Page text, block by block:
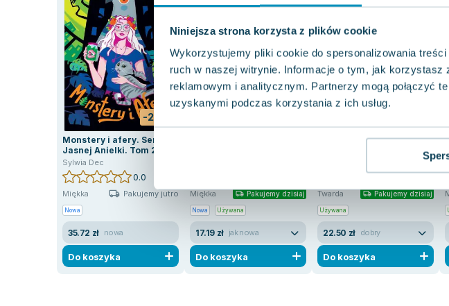
Niniejsza strona korzysta z plików cookie
Wykorzystujemy pliki cookie do spersonalizowania
ruch w naszej witrynie. Informacje o tym, jak korzystasz
reklamowym i analitycznym. Partnerzy mogą połączyć
uzyskanymi podczas korzystania z ich usług.
-29%
Monstery i afery. Seria Do
Jasnej Anielki. Tom 2
Sylwia Dec
0.0
Miękka Pakujemy jutro
Nowa
35.72 zł nowa
Do koszyka
Miękka Pakujemy dzisiaj
Nowa Używana
17.19 zł jak nowa
Do koszyka
Nawia. Szamanki,
Anna Szumacher ,
3.0
Twarda Pakujemy dzisiaj
Używana
22.50 zł dobry
Do koszyka